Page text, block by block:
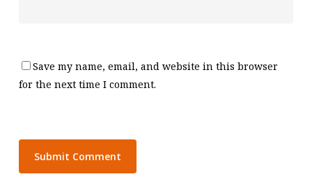
Save my name, email, and website in this browser
for the next time I comment.